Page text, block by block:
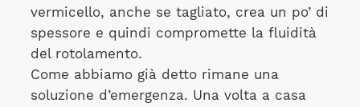
vermicello, anche se tagliato, crea un po’ di
spessore e quindi compromette la fluidità
del rotolamento.
Come abbiamo già detto rimane una
soluzione d’emergenza. Una volta a casa